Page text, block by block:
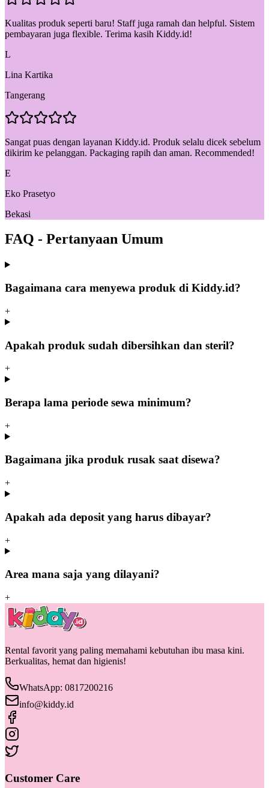
Kualitas produk seperti baru! Staff juga ramah dan helpful. Sistem
pembayaran juga flexible. Terima kasih Kiddy.id!
L
Lina Kartika
Tangerang
Sangat puas dengan layanan Kiddy.id. Produk selalu dicek sebelum
dikirim ke pelanggan. Packaging rapih dan aman. Recommended!
E
Eko Prasetyo
Bekasi
FAQ - Pertanyaan Umum
Bagaimana cara menyewa produk di Kiddy.id?
+
Apakah produk sudah dibersihkan dan steril?
+
Berapa lama periode sewa minimum?
+
Bagaimana jika produk rusak saat disewa?
+
Apakah ada deposit yang harus dibayar?
+
Area mana saja yang dilayani?
+
Rental favorit yang paling memahami kebutuhan ibu masa kini.
Berkualitas, hemat dan higienis!
WhatsApp: 0817200216
info@kiddy.id
Customer Care